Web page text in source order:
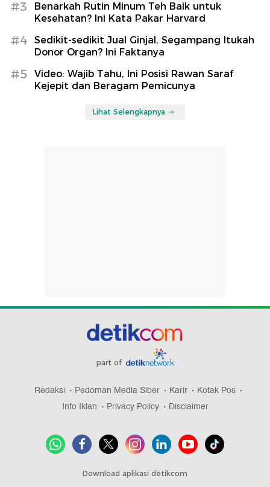
#3
Benarkah Rutin Minum Teh Baik untuk
Kesehatan? Ini Kata Pakar Harvard
#4
Sedikit-sedikit Jual Ginjal, Segampang Itukah
Donor Organ? Ini Faktanya
#5
Video: Wajib Tahu, Ini Posisi Rawan Saraf
Kejepit dan Beragam Pemicunya
Lihat Selengkapnya
part of
Redaksi Pedoman Media Siber Karir
Kotak Pos
Info Iklan
Privacy Policy Disclaimer
Download aplikasi detikcom